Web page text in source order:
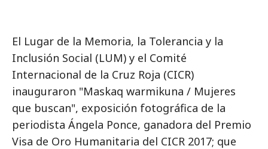
El Lugar de la Memoria, la Tolerancia y la
Inclusión Social (LUM) y el Comité
Internacional de la Cruz Roja (CICR)
inauguraron "Maskaq warmikuna / Mujeres
que buscan", exposición fotográfica de la
periodista Ángela Ponce, ganadora del Premio
Visa de Oro Humanitaria del CICR 2017; que